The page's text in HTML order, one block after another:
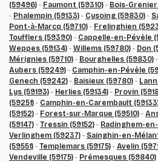
(59496) - Faumont (59310) - Bois-
- Phalempin (59133) - Cysoing (59830) -
Pont-à-Marcq (59710) - Frelinghien
Toufflers (59390) - Cappelle-en-Pévèle
Weppes (59134) - Willems (59780) - Don
Mérignies (59710) - Bourghelles (59830) -
Aubers (59249) - Camphin-en-Pévèle
Genech (59242) - Baisieux (59780) -
Lys (59193) - Herlies (59134) - Provin
(59251) - Camphin-en-Carembault
(59152) - Forest-sur-Marque (59510) -
(59147) - Tressin (59152) - Radinghem-
Verlinghem (59237) - Sainghin-en-
(59551) - Templemars (59175) - Avelin
Vendeville (59175) - Prémesques (59840)